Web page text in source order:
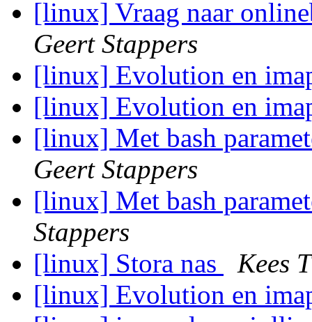
[linux] Vraag naar
Geert Stappers
[linux] Evolution en
[linux] Evolution en
[linux] Met bash
Geert Stappers
[linux] Met bash
Stappers
[linux] Stora nas
Kees
[linux] Evolution en